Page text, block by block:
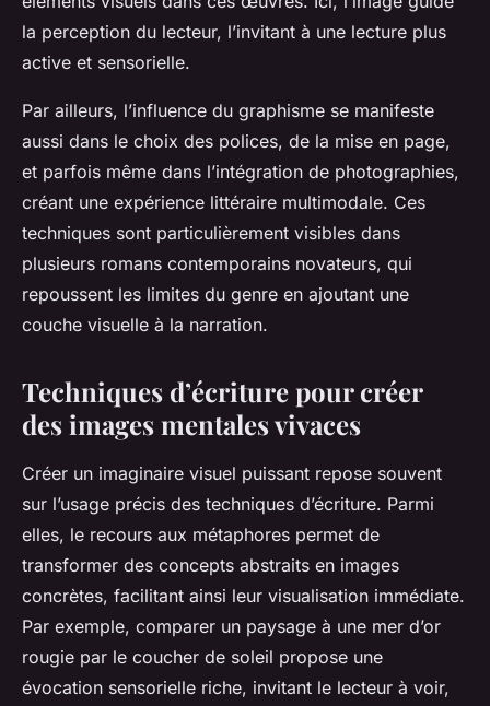
la perception du lecteur, l’invitant à une lecture plus
active et sensorielle.
Par ailleurs, l’influence du graphisme se manifeste
aussi dans le choix des polices, de la mise en page,
et parfois même dans l’intégration de photographies,
créant une expérience littéraire multimodale. Ces
techniques sont particulièrement visibles dans
plusieurs romans contemporains novateurs, qui
repoussent les limites du genre en ajoutant une
couche visuelle à la narration.
Techniques d’écriture pour créer
des images mentales vivaces
Créer un imaginaire visuel puissant repose souvent
sur l’usage précis des techniques d’écriture. Parmi
elles, le recours aux métaphores permet de
transformer des concepts abstraits en images
concrètes, facilitant ainsi leur visualisation immédiate.
Par exemple, comparer un paysage à une mer d’or
rougie par le coucher de soleil propose une
évocation sensorielle riche, invitant le lecteur à voir,